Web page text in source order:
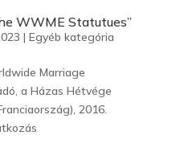
WWME Statutues”
| Egyéb kategória
Marriage
a Házas Hétvége
2016.